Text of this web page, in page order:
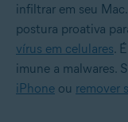
infiltrar em seu
postura proativa
vírus em celulares.
imune a malwares.
iPhone ou remover